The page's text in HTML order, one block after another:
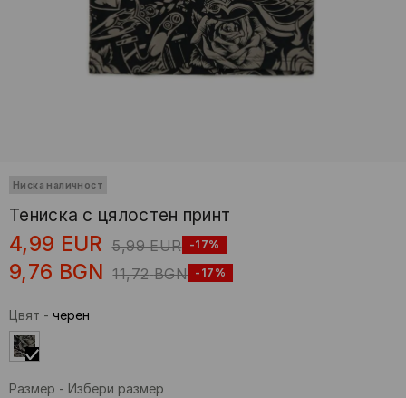
Ниска наличност
Тениска с цялостен принт
4,99 EUR 5,99 EUR -17%
9,76 BGN 11,72 BGN -17%
Цвят - черeн
Размер - Избери размер